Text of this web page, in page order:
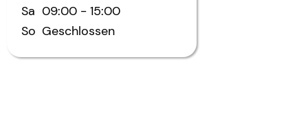
Sa 09:00 - 15:00
So Geschlossen